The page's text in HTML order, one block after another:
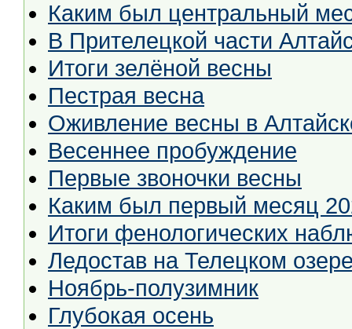
Каким был центральный
В Прителецкой части
Итоги зелёной весны
Пестрая весна
Оживление весны в
Весеннее пробуждение
Первые звоночки весны
Каким был первый месяц
Итоги фенологических
Ледостав на Телецком
Ноябрь-полузимник
Глубокая осень